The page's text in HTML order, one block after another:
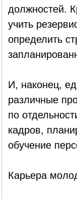
должностей.
учить
определить
И, наконец,
различные
по
кадров,
обучение
Карьера